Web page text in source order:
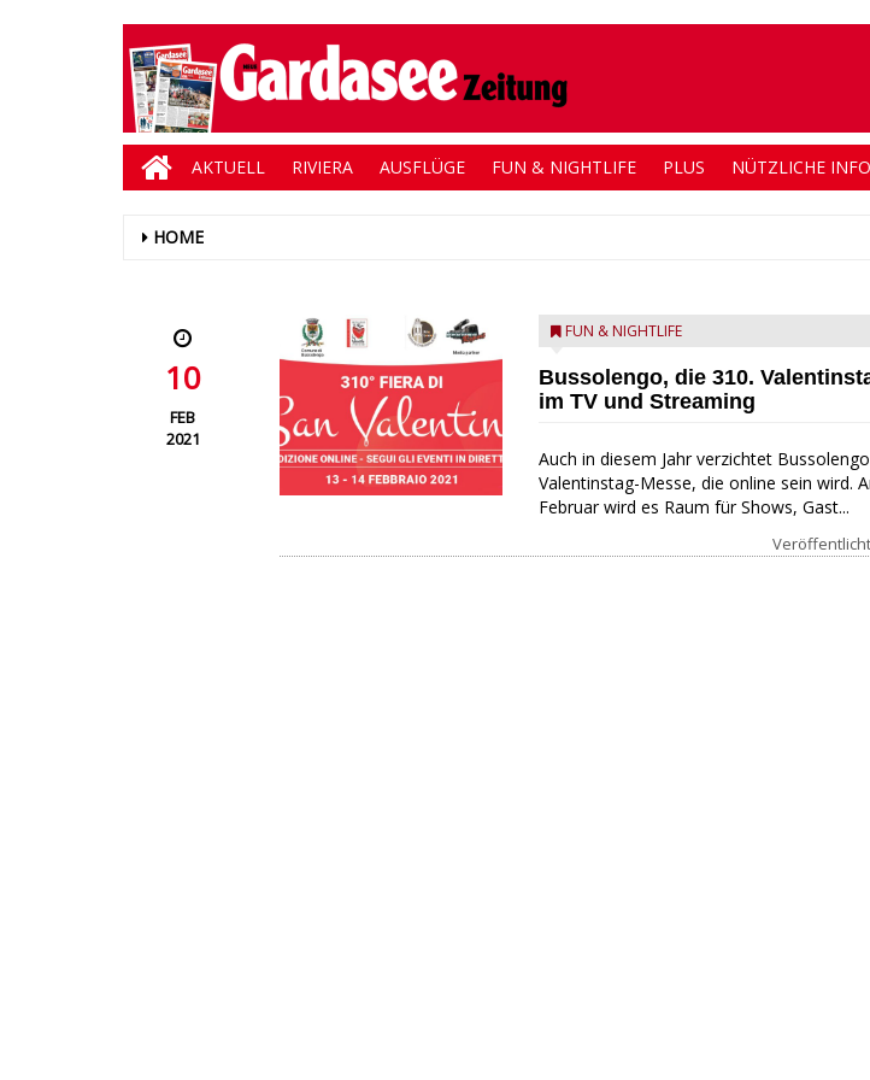
AKTUELL RIVIERA AUSFLÜGE FUN & NIGHTLIFE PLUS NÜTZLICHE INFO
HOME
10
FEB
2021
FUN & NIGHTLIFE
Bussolengo, die 310.
im TV und Streaming
Auch in diesem Jahr verzichtet
Valentinstag-Messe, die online sein wird.
Februar wird es Raum für Shows, Gast...